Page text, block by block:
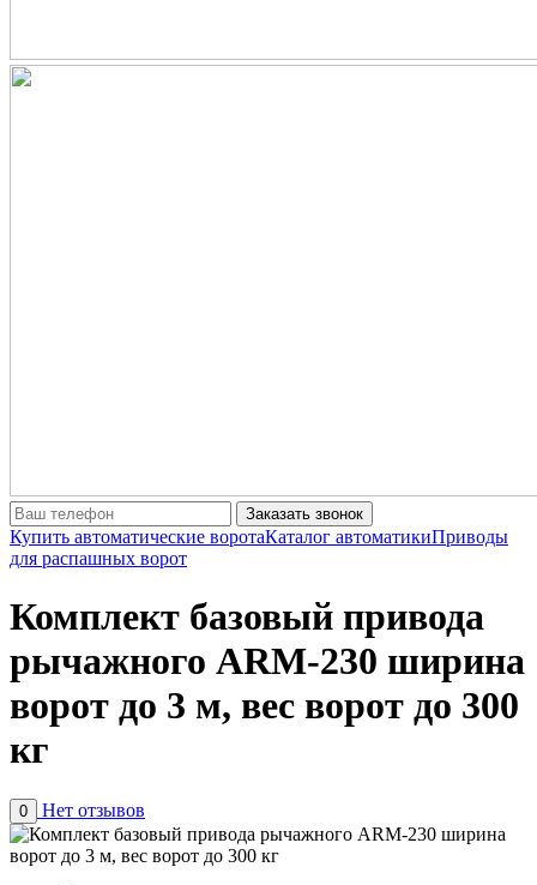
Заказать звонок
Купить автоматические воротаКаталог автоматикиПриводы
для распашных ворот
Комплект базовый привода
рычажного ARM-230 ширина
ворот до 3 м, вес ворот до 300
кг
0 Нет отзывов